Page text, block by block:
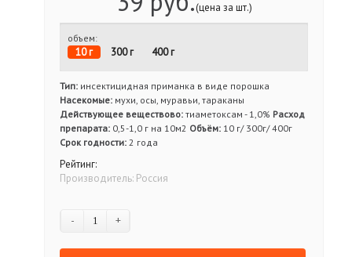
(цена за шт.)
объем:
10 г 300 г 400 г
Тип: инсектицидная приманка в виде порошка
Насекомые: мухи, осы, муравьи, тараканы
Действующее веществово: тиаметоксам - 1,0% Расход
препарата: 0,5-1,0 г на 10м2 Объём: 10 г/ 300г/ 400г
Срок годности: 2 года
Рейтинг:
Производитель: Россия
- +